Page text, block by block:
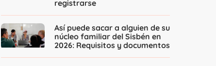
registrarse
Así puede sacar a alguien de su
núcleo familiar del Sisbén en
2026: Requisitos y documentos